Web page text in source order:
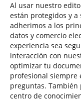
Al usar nuestro
están protegidos y a
adherimos a los
datos y comercio
experiencia sea
interacción con
optimizar tu
profesional siempre
preguntas. También
centro de